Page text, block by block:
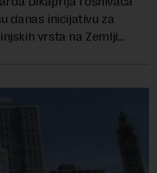
danas inicijativu za
vrsta na Zemlji